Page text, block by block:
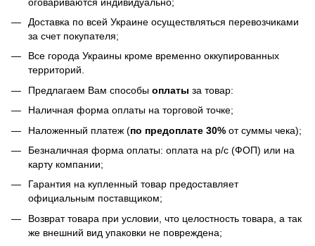
Доставка по всей Украине осуществляться перевозчиками
за счет покупателя;
Все города Украины кроме временно оккупированных
территорий.
Предлагаем Вам способы оплаты за товар:
Наличная форма оплаты на торговой точке;
Наложенный платеж (по предоплате 30% от суммы чека);
Безналичная форма оплаты: оплата на р/с (ФОП) или на
карту компании;
Гарантия на купленный товар предоставляет
официальным поставщиком;
Возврат товара при условии, что целостность товара, а так
же внешний вид упаковки не повреждена;